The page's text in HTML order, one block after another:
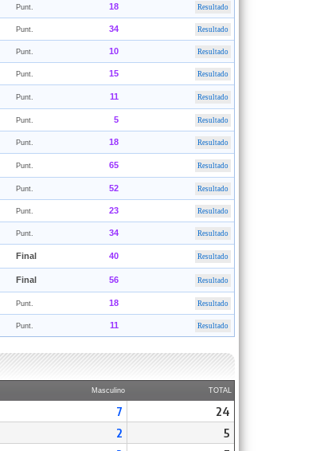
Punt. 18 Resultado
Punt. 34 Resultado
Punt. 10 Resultado
Punt. 15 Resultado
Punt. 11 Resultado
Punt. 5 Resultado
Punt. 18 Resultado
Punt. 65 Resultado
Punt. 52 Resultado
Punt. 23 Resultado
Punt. 34 Resultado
Final 40 Resultado
Final 56 Resultado
Punt. 18 Resultado
Punt. 11 Resultado
Masculino TOTAL
7 24
2 5